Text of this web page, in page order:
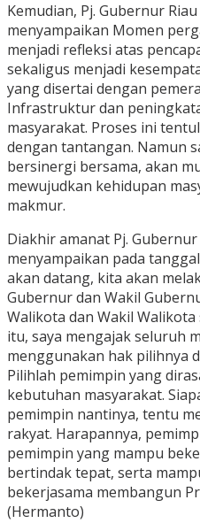
Kemudian, Pj. Gubernur
menyampaikan Momen
menjadi refleksi atas
sekaligus menjadi
yang disertai dengan
Infrastruktur dan
masyarakat. Proses ini
dengan tantangan. Namun
bersinergi bersama, akan
mewujudkan kehidupan
makmur.
Diakhir amanat Pj.
menyampaikan pada
akan datang, kita akan
Gubernur dan Wakil
Walikota dan Wakil
itu, saya mengajak seluruh
menggunakan hak pilihnya
Pilihlah pemimpin yang
kebutuhan masyarakat.
pemimpin nantinya, tentu
rakyat. Harapannya,
pemimpin yang mampu
bertindak tepat, serta
bekerjasama membangun
(Hermanto)